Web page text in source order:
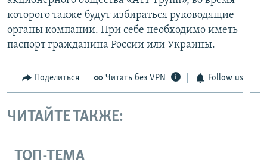
которого также будут избираться руководящие
органы компании. При себе необходимо иметь
паспорт гражданина России или Украины.
Поделиться Читать без VPN Follow us
ЧИТАЙТЕ ТАКЖЕ:
ТОП-ТЕМА